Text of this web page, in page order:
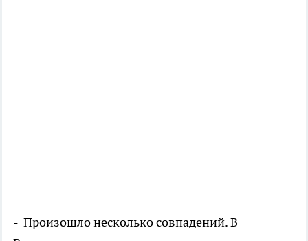
- Произошло несколько совпадений. В